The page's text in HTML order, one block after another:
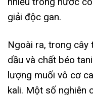
giải độc gan.
Ngoài ra, trong cây
dầu và chất béo
lượng muối vô cơ
kali. Một số nghiên